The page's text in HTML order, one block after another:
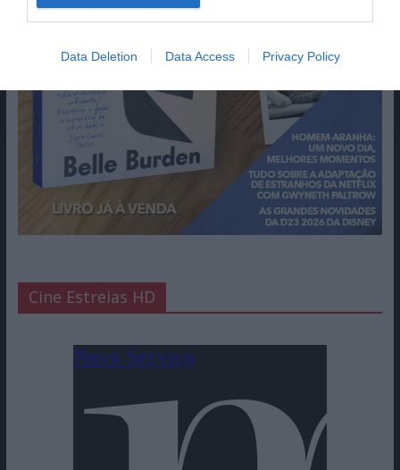
Data Deletion Data Access Privacy Policy
Cine Estreias HD